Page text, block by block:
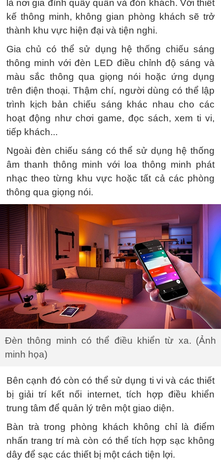
là nơi gia đình quây quần và đón khách. Với thiết
kế thông minh, không gian phòng khách sẽ trở
thành khu vực hiện đại và tiện nghi.
Gia chủ có thể sử dụng hệ thống chiếu sáng
thông minh với đèn LED điều chỉnh độ sáng và
màu sắc thông qua giọng nói hoặc ứng dụng
trên điện thoại. Thậm chí, người dùng có thể lập
trình kịch bản chiếu sáng khác nhau cho các
hoạt động như chơi game, đọc sách, xem ti vi,
tiếp khách...
Ngoài đèn chiếu sáng có thể sử dụng hệ thống
âm thanh thông minh với loa thông minh phát
nhạc theo từng khu vực hoặc tất cả các phòng
thông qua giọng nói.
Đèn thông minh có thể điều khiển từ xa. (Ảnh
minh họa)
Bên cạnh đó còn có thể sử dụng ti vi và các thiết
bị giải trí kết nối internet, tích hợp điều khiển
trung tâm để quản lý trên một giao diện.
Bàn trà trong phòng khách không chỉ là điểm
nhấn trang trí mà còn có thể tích hợp sạc không
dây để sạc các thiết bị một cách tiện lợi.